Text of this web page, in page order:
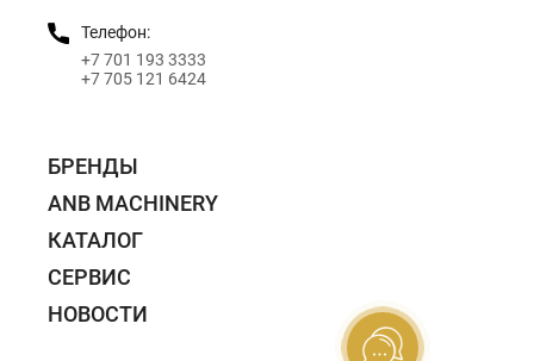
Телефон:
+7 701 193 3333
+7 705 121 6424
БРЕНДЫ
ANB MACHINERY
КАТАЛОГ
СЕРВИС
НОВОСТИ